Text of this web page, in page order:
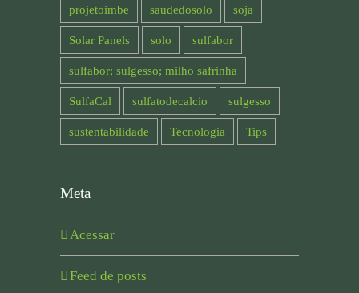
projetoimbe saudedosolo soja
Solar Panels solo sulfabor
sulfabor; sulgesso; milho safrinha
SulfaCal sulfatodecalcio sulgesso
sustentabilidade Tecnologia Tips
Meta
Acessar
Feed de posts